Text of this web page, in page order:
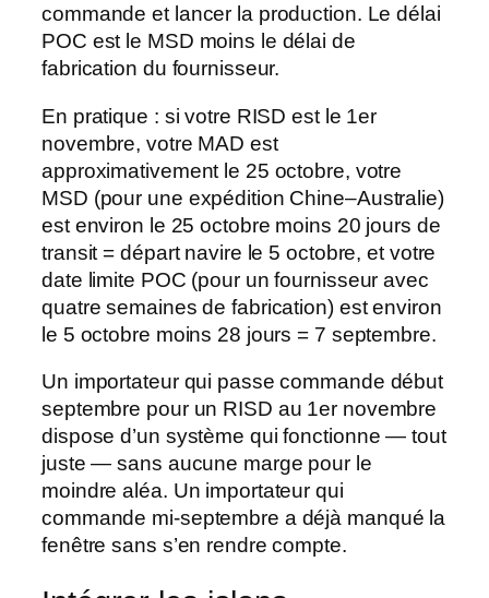
commande et lancer la production. Le délai
POC est le MSD moins le délai de
fabrication du fournisseur.
En pratique : si votre RISD est le 1er
novembre, votre MAD est
approximativement le 25 octobre, votre
MSD (pour une expédition Chine–Australie)
est environ le 25 octobre moins 20 jours de
transit = départ navire le 5 octobre, et votre
date limite POC (pour un fournisseur avec
quatre semaines de fabrication) est environ
le 5 octobre moins 28 jours = 7 septembre.
Un importateur qui passe commande début
septembre pour un RISD au 1er novembre
dispose d’un système qui fonctionne — tout
juste — sans aucune marge pour le
moindre aléa. Un importateur qui
commande mi-septembre a déjà manqué la
fenêtre sans s’en rendre compte.